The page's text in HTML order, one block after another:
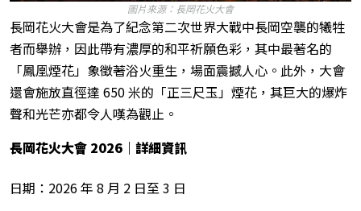
圖片來源：長岡花火大會
長岡花火大會是為了紀念第二次世界大戰中長岡空襲的犧牲
者而舉辦，因此帶有濃厚的和平祈願色彩，其中最著名的
「鳳凰煙花」象徵著浴火重生，場面震撼人心。此外，大會
還會施放直徑達 650 米的「正三尺玉」煙花，其巨大的爆炸
聲和光芒亦都令人嘆為觀止。
長岡花火大會 2026 ｜詳細資訊
日期：2026 年 8 月 2 日至 3 日